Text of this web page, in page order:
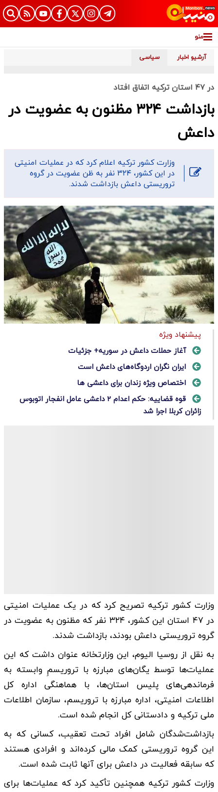
منو
آرشیو اخبار سیاسی
در ۴۷ استان ترکیه اتفاق افتاد
بازداشت ۳۲۴ مظنون به عضویت در
داعش
وزارت کشور ترکیه اعلام کرد که در عملیات امنیتی
در این کشور، ۳۲۴ نفر به ظن عضویت در گروه
تروریستی داعش بازداشت شدند.
پیشنهاد ویژه
آغاز حملات داعش در سوریه+ جزئیات
ایران نگران اردوگاه‌های داعش است
اختصاص ویژه زندان برای داعشی ها
قوه قضاییه: حکم اعدام ۲ داعشی عامل انفجار اتوبوس
زائران کربلا اجرا شد
وزارت کشور ترکیه تصریح کرد که در یک عملیات امنیتی
در ۴۷ استان این کشور، ۳۲۴ نفر که مظنون به عضویت در
گروه تروریستی داعش بودند، بازداشت شدند.
به نقل از روسیا الیوم، این وزارتخانه عنوان داشت که این
عملیات‌ها توسط یگان‌های مبارزه با تروریسمِ وابسته به
فرماندهی‌های پلیس استان‌ها، با هماهنگی اداره کل
اطلاعات امنیتی، اداره مبارزه با تروریسم، سازمان اطلاعات
ملی ترکیه و دادستانی کل انجام شده است.
بازداشت‌شدگان شامل افراد تحت تعقیب، کسانی که به
این گروه تروریستی کمک مالی کرده‌اند و افرادی هستند
که سابقه فعالیت در داعش برای آنها ثابت شده است.
وزارت کشور ترکیه همچنین تأکید کرد که عملیات‌ها برای